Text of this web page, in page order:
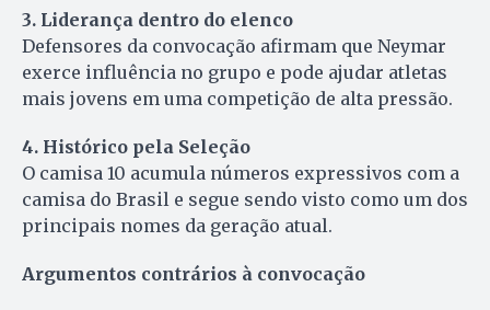
3. Liderança dentro do elenco
Defensores da convocação afirmam que Neymar
exerce influência no grupo e pode ajudar atletas
mais jovens em uma competição de alta pressão.
4. Histórico pela Seleção
O camisa 10 acumula números expressivos com a
camisa do Brasil e segue sendo visto como um dos
principais nomes da geração atual.
Argumentos contrários à convocação